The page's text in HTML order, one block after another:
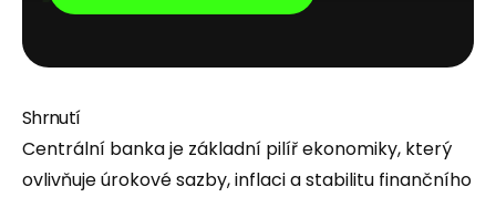
Shrnutí
Centrální banka je základní pilíř ekonomiky, který
ovlivňuje úrokové sazby, inflaci a stabilitu finančního